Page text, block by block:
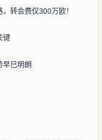
转会费仅300万欧！
键
早已明朗